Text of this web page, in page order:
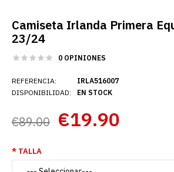
Camiseta Irlanda Primera
23/24
0 OPINIONES
REFERENCIA:
DISPONIBILIDAD:
IRLA516007
EN STOCK
€89.00 €19.90
TALLA